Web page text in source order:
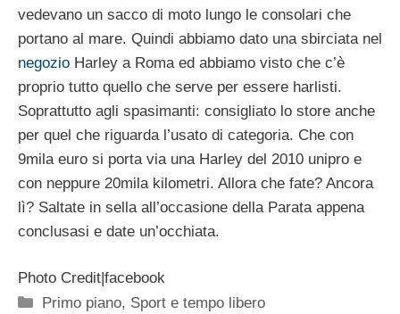
vedevano un sacco di moto lungo le consolari che
portano al mare. Quindi abbiamo dato una sbirciata nel
negozio Harley a Roma ed abbiamo visto che c’è
proprio tutto quello che serve per essere harlisti.
Soprattutto agli spasimanti: consigliato lo store anche
per quel che riguarda l’usato di categoria. Che con
9mila euro si porta via una Harley del 2010 unipro e
con neppure 20mila kilometri. Allora che fate? Ancora
lì? Saltate in sella all’occasione della Parata appena
conclusasi e date un’occhiata.
Photo Credit|facebook
Categorie
Primo piano, Sport e tempo libero